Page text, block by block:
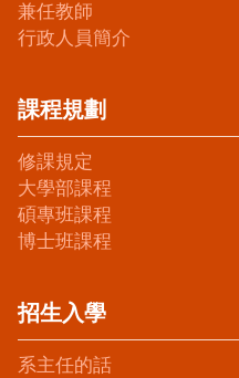
兼任教師
行政人員簡介
課程規劃
修課規定
大學部課程
碩專班課程
博士班課程
招生入學
系主任的話